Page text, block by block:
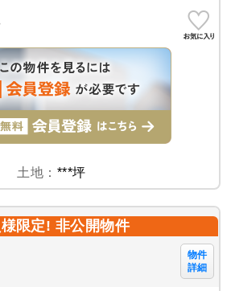
土地： ***坪
限定! 非公開物件
物件
詳細